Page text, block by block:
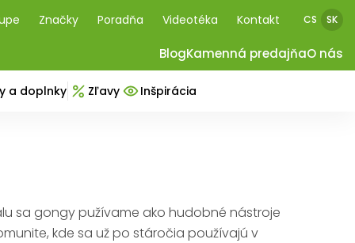
Značky Poradňa Videotéka Kontakt CS SK
BlogKamenná predajňaO nás
a doplnky Zľavy Inšpirácia
sa gongy pužívame ako hudobné nástroje
kde sa už po stáročia používajú v